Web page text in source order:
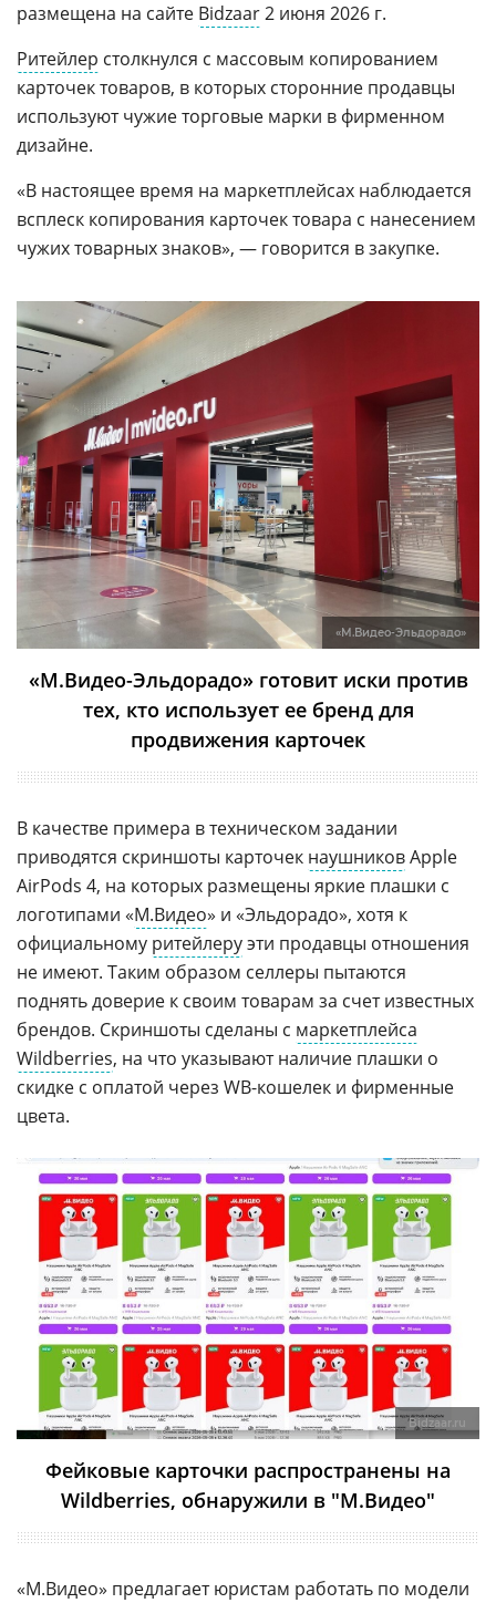
размещена на сайте Bidzaar2 июня 2026 г.
Ритейлер столкнулся с массовым копированием
карточек товаров, в которых сторонние продавцы
используют чужие торговые марки в фирменном
дизайне.
«В настоящее время на маркетплейсах наблюдается
всплеск копирования карточек товара с нанесением
чужих товарных знаков», — говорится в закупке.
«М.Видео-Эльдорадо»
«М.Видео-Эльдорадо» готовит иски против
тех, кто использует ее бренд для
продвижения карточек
В качестве примера в техническом задании
приводятся скриншоты карточек наушниковApple
AirPods 4, на которых размещены яркие плашки с
логотипами «М.Видео» и «Эльдорадо», хотя к
официальному ритейлеруэти продавцы отношения
не имеют. Таким образом селлеры пытаются
поднять доверие к своим товарам за счет известных
брендов. Скриншоты сделаны с маркетплейса
Wildberries, на что указывают наличие плашки о
скидке с оплатой через WB-кошелек и фирменные
цвета.
Bidzaar.ru
Фейковые карточки распространены на
Wildberries, обнаружили в "М.Видео"
«М.Видео» предлагает юристам работать по модели